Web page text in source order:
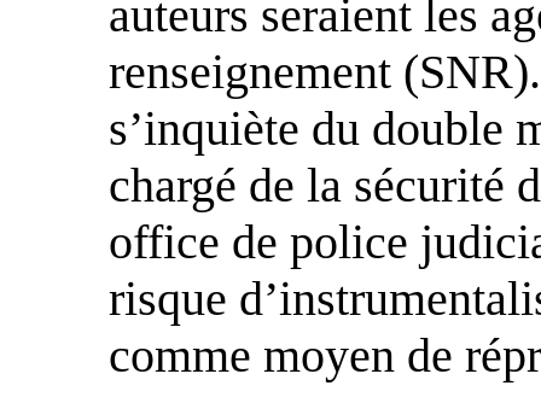
auteurs seraient les
renseignement
s’inquiète du double
chargé de la sécurité
office de police
risque
comme moyen de